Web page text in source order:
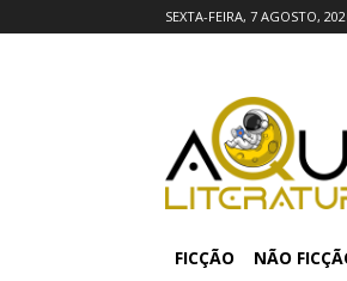
SEXTA-FEIRA, 7 AGOSTO,
FICÇÃO NÃO